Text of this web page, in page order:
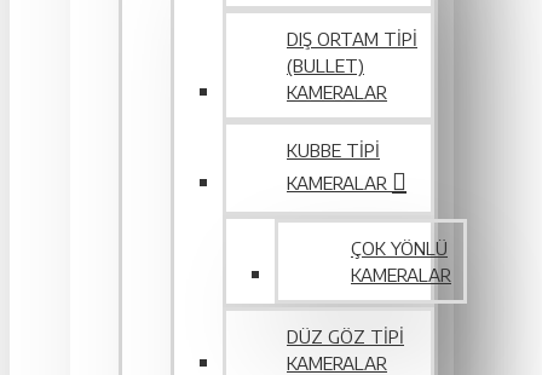
DIŞ ORTAM TIPI
(BULLET)
KAMERALAR
KUBBE TIPI
KAMERALAR
ÇOK YÖNLÜ
KAMERALAR
DÜZ GÖZ TIPI
KAMERALAR